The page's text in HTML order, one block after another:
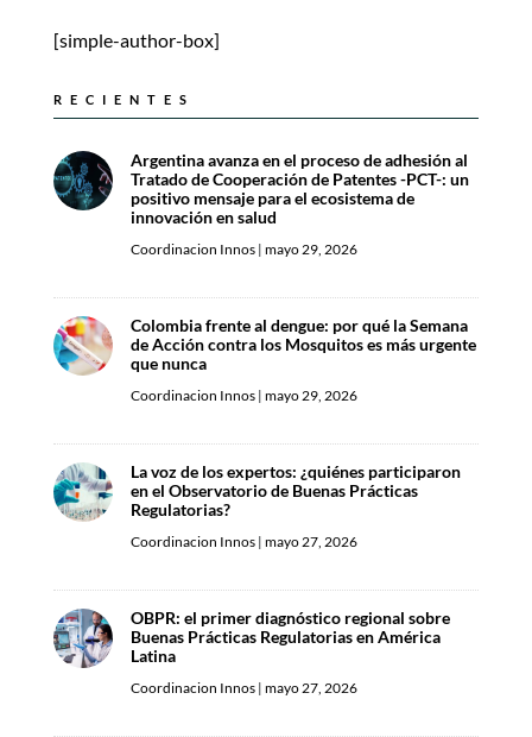
[simple-author-box]
RECIENTES
Argentina avanza en el proceso de adhesión al
Tratado de Cooperación de Patentes -PCT-: un
positivo mensaje para el ecosistema de
innovación en salud
Coordinacion Innos| mayo 29, 2026
Colombia frente al dengue: por qué la Semana
de Acción contra los Mosquitos es más urgente
que nunca
Coordinacion Innos| mayo 29, 2026
La voz de los expertos: ¿quiénes participaron
en el Observatorio de Buenas Prácticas
Regulatorias?
Coordinacion Innos| mayo 27, 2026
OBPR: el primer diagnóstico regional sobre
Buenas Prácticas Regulatorias en América
Latina
Coordinacion Innos| mayo 27, 2026